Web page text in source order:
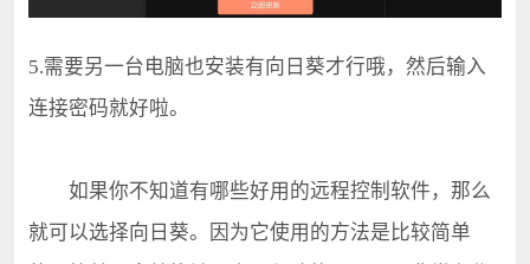
5.需要另一台电脑也安装有向日葵才行哦，然后输入
连接密码就好啦。
如果你不知道有哪些好用的远程控制软件，那么
就可以选择向日葵。因为它使用的方法是比较简单